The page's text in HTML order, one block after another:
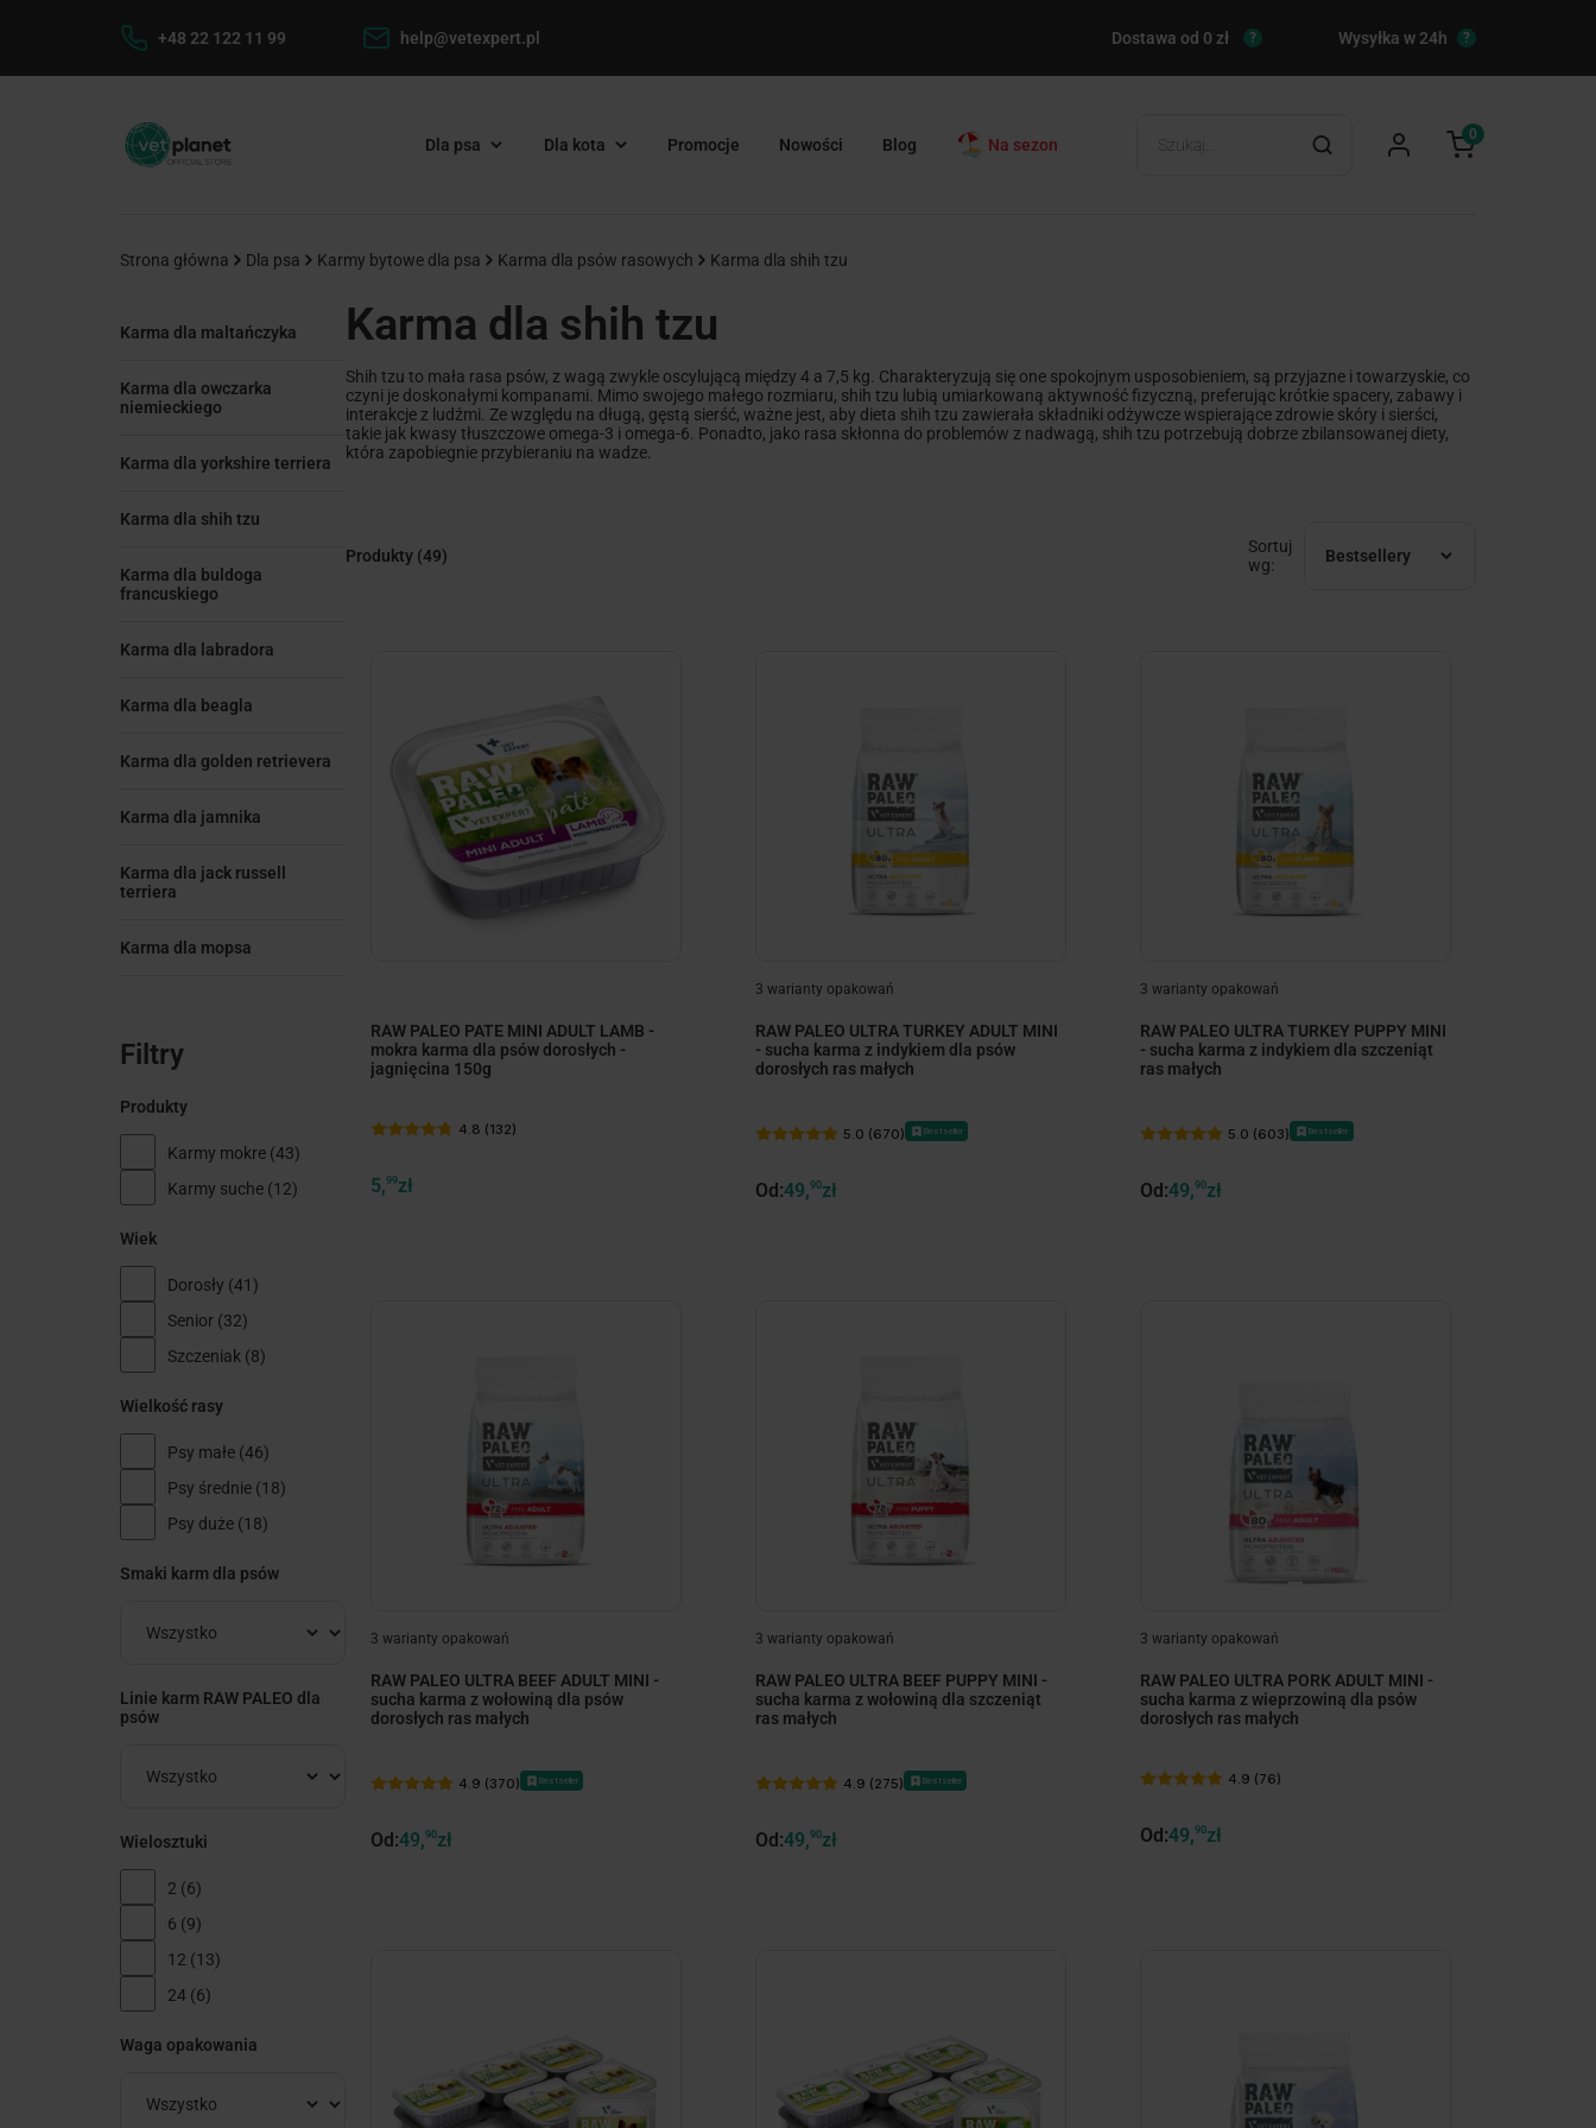
+48 22 122 11 99 help@vetexpert.pl Dostawa od 0 zł ? Wysyłka w 24h ?
Dla psa Dla kota Promocje Nowości Blog Na sezon
0
Strona główna Dla psa Karmy bytowe dla psa Karma dla psów rasowych Karma dla shih tzu
Karma dla maltańczyka
Karma dla owczarka
niemieckiego
Karma dla yorkshire terriera
Karma dla shih tzu
Karma dla buldoga
francuskiego
Karma dla labradora
Karma dla beagla
Karma dla golden retrievera
Karma dla jamnika
Karma dla jack russell
terriera
Karma dla mopsa
Filtry
Produkty
Karmy mokre (43)
Karmy suche (12)
Wiek
Dorosły (41)
Senior (32)
Szczeniak (8)
Wielkość rasy
Psy małe (46)
Psy średnie (18)
Psy duże (18)
Smaki karm dla psów
Linie karm RAW PALEO dla
psów
Wielosztuki
2 (6)
6 (9)
12 (13)
24 (6)
Waga opakowania
Karma dla shih tzu
Shih tzu to mała rasa psów, z wagą zwykle oscylującą między 4 a 7,5 kg. Charakteryzują się one spokojnym usposobieniem, są przyjazne i towarzyskie, co
czyni je doskonałymi kompanami. Mimo swojego małego rozmiaru, shih tzu lubią umiarkowaną aktywność fizyczną, preferując krótkie spacery, zabawy i
interakcje z ludźmi. Ze względu na długą, gęstą sierść, ważne jest, aby dieta shih tzu zawierała składniki odżywcze wspierające zdrowie skóry i sierści,
takie jak kwasy tłuszczowe omega-3 i omega-6. Ponadto, jako rasa skłonna do problemów z nadwagą, shih tzu potrzebują dobrze zbilansowanej diety,
która zapobiegnie przybieraniu na wadze.
Produkty(49)
Sortuj
wg:
Bestsellery
RAW PALEO PATE MINI ADULT LAMB -
mokra karma dla psów dorosłych -
jagnięcina 150g
4.8 (132)
5,99zł
minimize
3 warianty opakowań
RAW PALEO ULTRA TURKEY ADULT MINI
- sucha karma z indykiem dla psów
dorosłych ras małych
5.0 (670) Bestseller
Od:49,90zł
minimize
3 warianty opakowań
RAW PALEO ULTRA TURKEY PUPPY MINI
- sucha karma z indykiem dla szczeniąt
ras małych
5.0 (603) Bestseller
Od:49,90zł
minimize
3 warianty opakowań
RAW PALEO ULTRA BEEF ADULT MINI -
sucha karma z wołowiną dla psów
dorosłych ras małych
4.9 (370) Bestseller
Od:49,90zł
minimize
3 warianty opakowań
RAW PALEO ULTRA BEEF PUPPY MINI -
sucha karma z wołowiną dla szczeniąt
ras małych
4.9 (275) Bestseller
Od:49,90zł
3 warianty opakowań
RAW PALEO ULTRA PORK ADULT MINI -
sucha karma z wieprzowiną dla psów
dorosłych ras małych
4.9 (76)
Od:49,90zł